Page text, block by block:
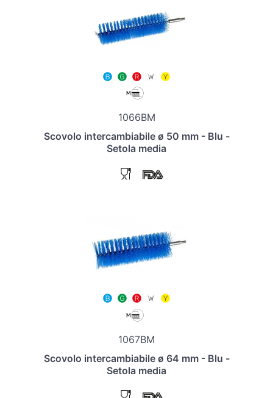
1066BM
Scovolo intercambiabile ø 50 mm - Blu -
Setola media
1067BM
Scovolo intercambiabile ø 64 mm - Blu -
Setola media